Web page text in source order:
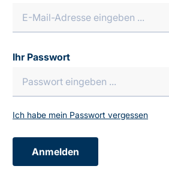
Ihr Passwort
Ich habe mein Passwort vergessen
Anmelden